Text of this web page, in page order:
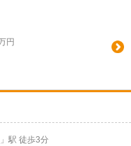
円
」駅 徒歩3分